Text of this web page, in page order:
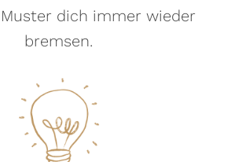
dich immer wieder
bremsen.